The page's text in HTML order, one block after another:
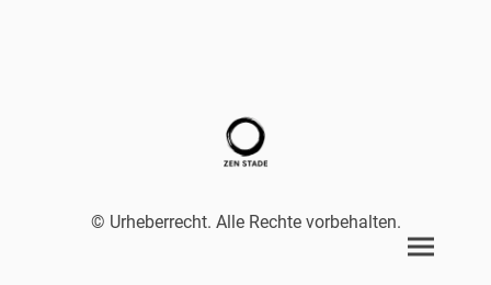
© Urheberrecht. Alle Rechte vorbehalten.